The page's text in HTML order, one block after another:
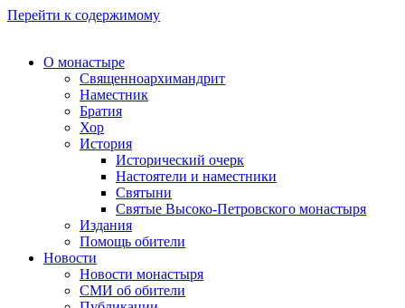
Перейти к содержимому
О монастыре
Священноархимандрит
Наместник
Братия
Хор
История
Исторический очерк
Настоятели и наместники
Святыни
Святые Высоко-Петровского монастыря
Издания
Помощь обители
Новости
Новости монастыря
СМИ об обители